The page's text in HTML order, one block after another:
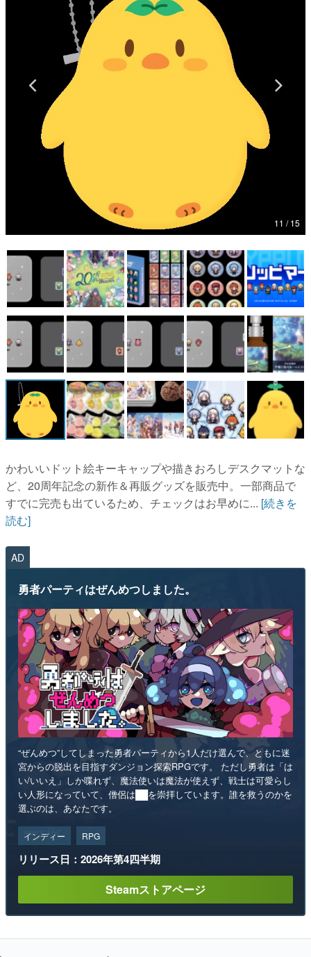
アプリレビュー
その他
電ファミニコゲーマーとは？
運営：株式会社マレ
かわいいドット絵キーキャップや描きおろしデスクマットな
ど、20周年記念の新作＆再販グッズを販売中。一部商品で
読む]
AD
“ぜんめつ”してしまった勇者パーティから1人だけ選んで、ともに迷
宮からの脱出を目指すダンジョン探索RPGです。 ただし勇者は「は
い/いいえ」しか喋れず、魔法使いは魔法が使えず、戦士は可愛らし
い人形になっていて、僧侶は██を崇拝しています。誰を救うのかを
選ぶのは、あなたです。
インディー RPG
リリース日：2026年第4四半期
ランキング
1